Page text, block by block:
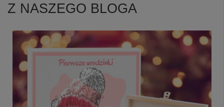
Z NASZEGO BLOGA